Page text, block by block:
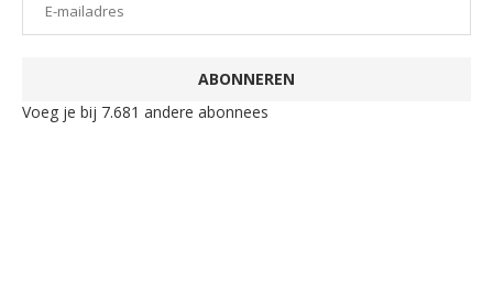
ABONNEREN
Voeg je bij 7.681 andere abonnees